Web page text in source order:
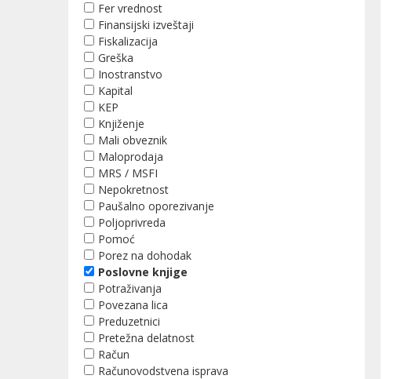
Fer vrednost
Finansijski izveštaji
Fiskalizacija
Greška
Inostranstvo
Kapital
KEP
Knjiženje
Mali obveznik
Maloprodaja
MRS / MSFI
Nepokretnost
Paušalno oporezivanje
Poljoprivreda
Pomoć
Porez na dohodak
Poslovne knjige
Potraživanja
Povezana lica
Preduzetnici
Pretežna delatnost
Račun
Računovodstvena isprava